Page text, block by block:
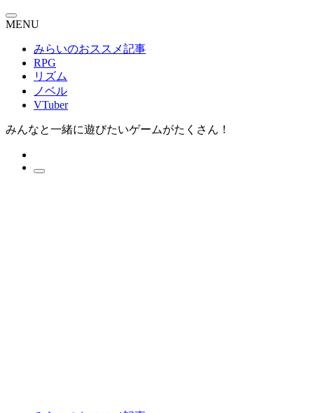
MENU
みらいのおススメ記事
RPG
リズム
ノベル
VTuber
みんなと一緒に遊びたいゲームがたくさん！